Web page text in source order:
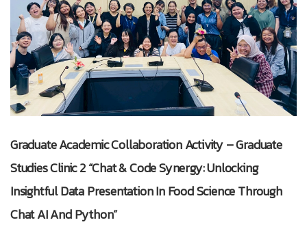
Graduate Academic Collaboration Activity – Graduate
Studies Clinic 2 “Chat & Code Synergy: Unlocking
Insightful Data Presentation In Food Science Through
Chat AI And Python”